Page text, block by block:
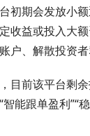
初期会发放小
收益或投入大
户、解散投资者
目前该平台剩
能跟单盈利”“